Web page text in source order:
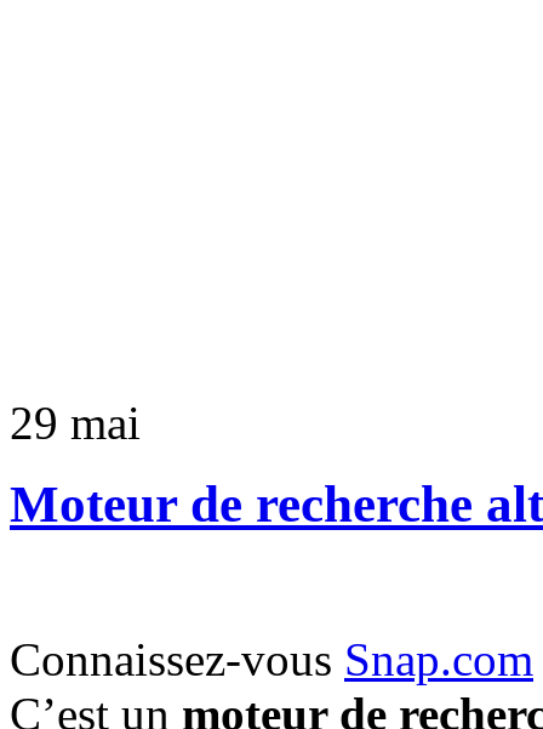
29 mai
Moteur de recherche
Connaissez-vous Snap.com
C’est un moteur de